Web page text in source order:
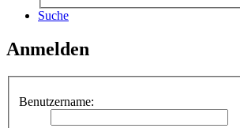
Suche
Anmelden
Benutzername: